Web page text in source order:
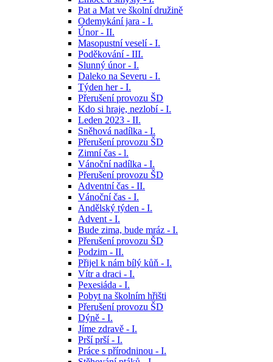
Pat a Mat ve školní družině
Odemykání jara - I.
Únor - II.
Masopustní veselí - I.
Poděkování - III.
Slunný únor - I.
Daleko na Severu - I.
Týden her - I.
Přerušení provozu ŠD
Kdo si hraje, nezlobí - I.
Leden 2023 - II.
Sněhová nadílka - I.
Přerušení provozu ŠD
Zimní čas - l.
Vánoční nadílka - I.
Přerušení provozu ŠD
Adventní čas - II.
Vánoční čas - I.
Andělský týden - I.
Advent - I.
Bude zima, bude mráz - I.
Přerušení provozu ŠD
Podzim - II.
Přijel k nám bílý kůň - I.
Vítr a draci - I.
Pexesiáda - I.
Pobyt na školním hřišti
Přerušení provozu ŠD
Dýně - I.
Jíme zdravě - I.
Prší prší - I.
Práce s přírodninou - I.